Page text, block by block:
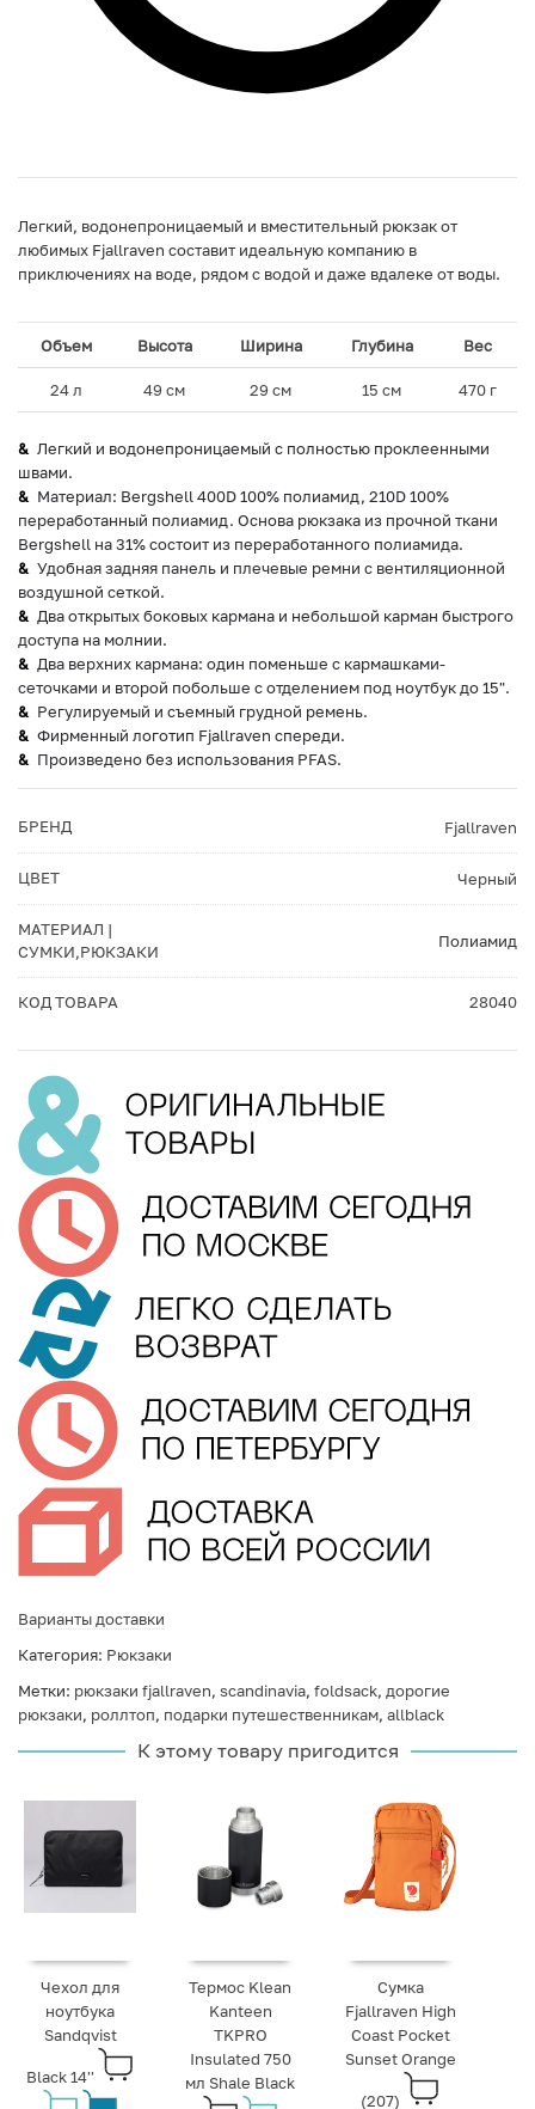
Легкий, водонепроницаемый и вместительный рюкзак от
любимых Fjallraven составит идеальную компанию в
приключениях на воде, рядом с водой и даже вдалеке от воды.
Объем Высота Ширина Глубина Вес
24 л 49 см 29 см 15 см 470 г
Легкий и водонепроницаемый с полностью проклеенными
швами.
Материал: Bergshell 400D 100% полиамид, 210D 100%
переработанный полиамид. Основа рюкзака из прочной ткани
Bergshell на 31% состоит из переработанного полиамида.
Удобная задняя панель и плечевые ремни с вентиляционной
воздушной сеткой.
Два открытых боковых кармана и небольшой карман быстрого
доступа на молнии.
Два верхних кармана: один поменьше с кармашками-
сеточками и второй побольше с отделением под ноутбук до 15".
Регулируемый и съемный грудной ремень.
Фирменный логотип Fjallraven спереди.
Произведено без использования PFAS.
БРЕНД Fjallraven
ЦВЕТ Черный
МАТЕРИАЛ |
СУМКИ,РЮКЗАКИ
Полиамид
КОД ТОВАРА 28040
Варианты доставки
Категория: Рюкзаки
Метки: рюкзаки fjallraven, scandinavia, foldsack, дорогие
рюкзаки, роллтоп, подарки путешественникам, allblack
К этому товару пригодится
Чехол для
ноутбука
Sandqvist
Black 14''
Термос Klean
Kanteen
TKPRO
Insulated 750
мл Shale Black
Сумка
Fjallraven High
Coast Pocket
Sunset Orange
(207)